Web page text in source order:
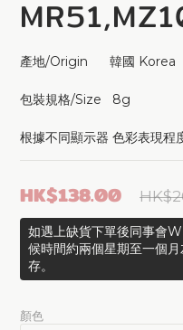
產地/Origin      韓國 Korea
包裝規格/Size   8g
根據不同顯示器 色彩表現程
HK$138.00
如遇上缺貨下單後同事會
候時間約兩個星期至一個
存。
顏色